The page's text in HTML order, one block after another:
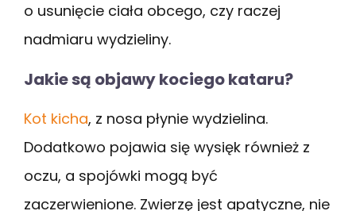
o usunięcie ciała obcego, czy raczej
nadmiaru wydzieliny.
Jakie są objawy kociego kataru?
Kot kicha, z nosa płynie wydzielina.
Dodatkowo pojawia się wysięk również z
oczu, a spojówki mogą być
zaczerwienione. Zwierzę jest apatyczne, nie